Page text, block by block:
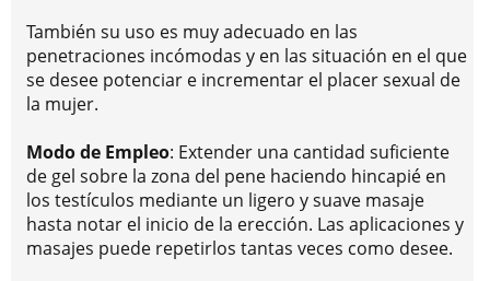
También su uso es muy adecuado en las
penetraciones incómodas y en las situación en el que
se desee potenciar e incrementar el placer sexual de
la mujer.
Modo de Empleo: Extender una cantidad suficiente
de gel sobre la zona del pene haciendo hincapié en
los testículos mediante un ligero y suave masaje
hasta notar el inicio de la erección. Las aplicaciones y
masajes puede repetirlos tantas veces como desee.